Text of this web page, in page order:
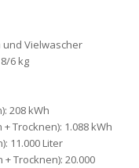
Vielwascher
6 kg
208 kWh
Trocknen): 1.088 kWh
11.000 Liter
Trocknen): 20.000